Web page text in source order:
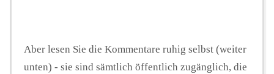
Aber lesen Sie die Kommentare ruhig selbst (weiter
unten) - sie sind sämtlich öffentlich zugänglich, die